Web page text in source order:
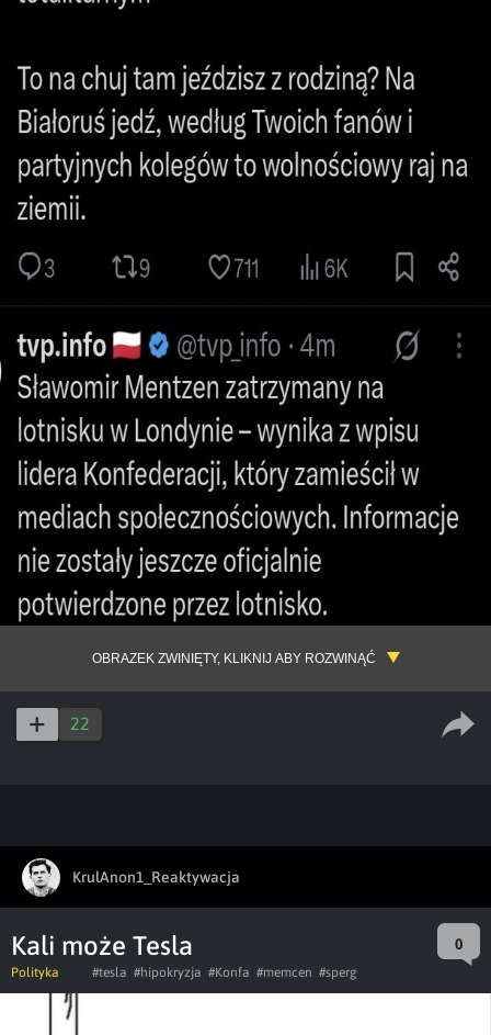
OBRAZEK ZWINIĘTY, KLIKNIJ ABY ROZWINĄĆ
22
KrulAnon1_Reaktywacja
Kali może Tesla 0
Polityka #tesla #hipokryzja #Konfa #memcen #sperg